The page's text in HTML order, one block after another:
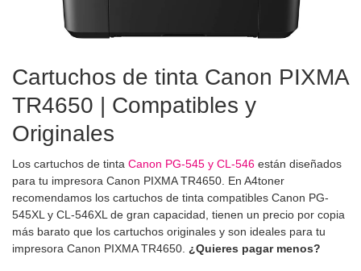
Cartuchos de tinta Canon PIXMA
TR4650 | Compatibles y
Originales
Los cartuchos de tinta Canon PG-545 y CL-546 están diseñados
para tu impresora Canon PIXMA TR4650. En A4toner
recomendamos los cartuchos de tinta compatibles Canon PG-
545XL y CL-546XL de gran capacidad, tienen un precio por copia
más barato que los cartuchos originales y son ideales para tu
impresora Canon PIXMA TR4650. ¿Quieres pagar menos?